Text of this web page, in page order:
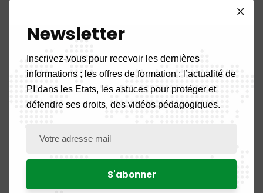
11
décembre 2025
novembre 2025
octobre 2025
août 2025 14
juillet 2025 16
Newsletter
Inscrivez-vous pour recevoir les dernières
informations ; les offres de formation ; l’actualité de
PI dans les Etats, les astuces pour protéger et
défendre ses droits, des vidéos pédagogiques.